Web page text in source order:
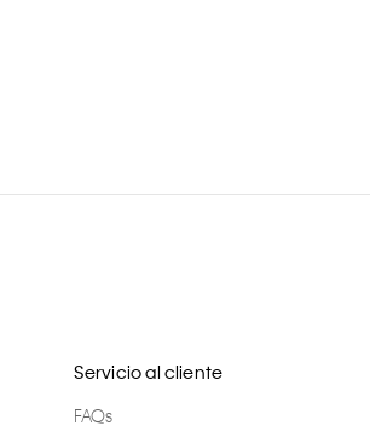
Servicio al cliente
FAQs